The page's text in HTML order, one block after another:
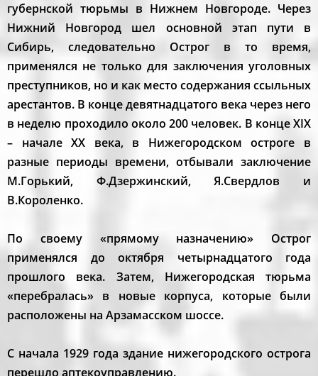
губернской тюрьмы в Нижнем Новгороде. Через
Нижний Новгород шел основной этап пути в
Сибирь, следовательно Острог в то время,
применялся не только для заключения уголовных
преступников, но и как место содержания ссыльных
арестантов. В конце девятнадцатого века через него
в неделю проходило около 200 человек. В конце XIX
– начале XX века, в Нижегородском остроге в
разные периоды времени, отбывали заключение
М.Горький, Ф.Дзержинский, Я.Свердлов и
В.Короленко.
По своему «прямому назначению» Острог
применялся до октября четырнадцатого года
прошлого века. Затем, Нижегородская тюрьма
«перебралась» в новые корпуса, которые были
расположены на Арзамасском шоссе.
С начала 1929 года здание нижегородского острога
перешло аптекоуправлению.